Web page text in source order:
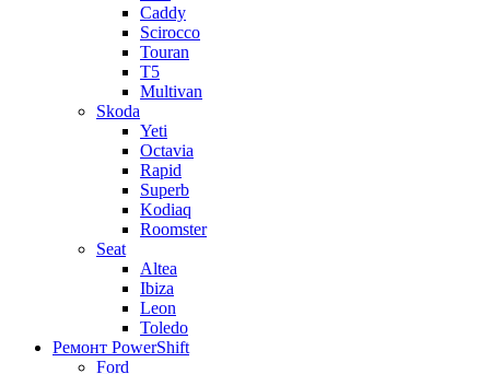
Caddy
Scirocco
Touran
T5
Multivan
Skoda
Yeti
Octavia
Rapid
Superb
Kodiaq
Roomster
Seat
Altea
Ibiza
Leon
Toledo
Ремонт PowerShift
Ford